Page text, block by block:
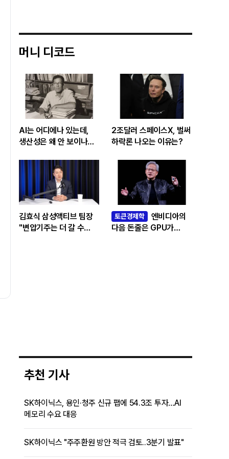
머니 디코드
AI는 어디에나 있는데,
생산성은 왜 안 보이나…
‘솔로우 패러독스’
2조달러 스페이스X, 벌써
하락론 나오는 이유는?
김효식 삼성액티브 팀장
"변압기주는 더 갈 수
토큰경제학
엔비디아의
다음 돈줄은 GPU가
추천 기사
SK하이닉스, 용인·청주 신규 팹에 54.3조 투자…AI
메모리 수요 대응
SK하이닉스 "주주환원 방안 적극 검토..3분기 발표"